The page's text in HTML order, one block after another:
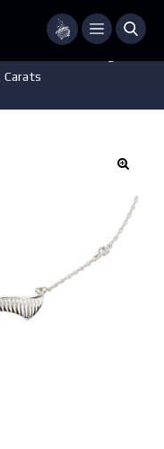
Menu
Carats